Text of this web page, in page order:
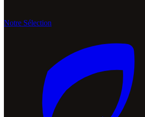
Notre Sélection